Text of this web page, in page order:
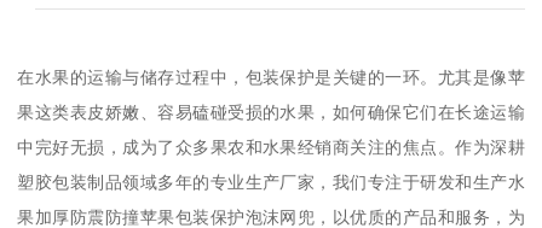
在水果的运输与储存过程中，包装保护是关键的一环。尤其是像苹
果这类表皮娇嫩、容易磕碰受损的水果，如何确保它们在长途运输
中完好无损，成为了众多果农和水果经销商关注的焦点。作为深耕
塑胶包装制品领域多年的专业生产厂家，我们专注于研发和生产水
果加厚防震防撞苹果包装保护泡沫网兜，以优质的产品和服务，为